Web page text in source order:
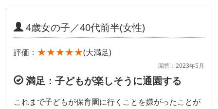
4歳女の子／40代前半(女性)
評価： ★★★★★(大満足)
回答：2023年5月
満足：子どもが楽しそうに通園する
これまで子どもが保育園に行くことを嫌がったことが